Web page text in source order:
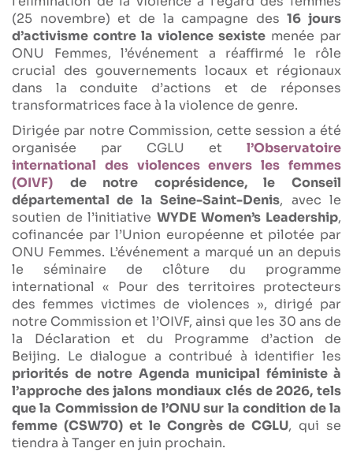
(25 novembre) et de la campagne des16 jours
d’activisme contre la violence sexiste menée par
ONU Femmes, l’événement a réaffirmé le rôle
crucial des gouvernements locaux et régionaux
dans la conduite d’actions et de réponses
transformatrices face à la violence de genre.
Dirigée par notre Commission, cette session a été
organisée par CGLU et l’Observatoire
international des violences envers les femmes
(OIVF)
de notre coprésidence, le Conseil
départemental de la Seine-Saint-Denis, avec le
soutien de l’initiative WYDE Women’s Leadership,
cofinancée par l’Union européenne et pilotée par
ONU Femmes. L’événement a marqué un an depuis
le séminaire de clôture du programme
international « Pour des territoires protecteurs
des femmes victimes de violences », dirigé par
notre Commission et l’OIVF, ainsi que les 30 ans de
la Déclaration et du Programme d’action de
Beijing. Le dialogue a contribué à identifier les
priorités de notre Agenda municipal féministe à
l’approche des jalons mondiaux clés de 2026, tels
que la Commission de l’ONU sur la condition de la
femme (CSW70) et le Congrès de CGLU, qui se
tiendra à Tanger en juin prochain.